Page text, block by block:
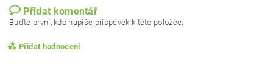
Přidat komentář
Buďte první, kdo napíše příspěvek k této položce.
Přidat hodnocení